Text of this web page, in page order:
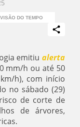
DO TEMPO
emitiu alerta
mm/h ou até 50
h), com início
no sábado (29)
de corte de
de árvores,